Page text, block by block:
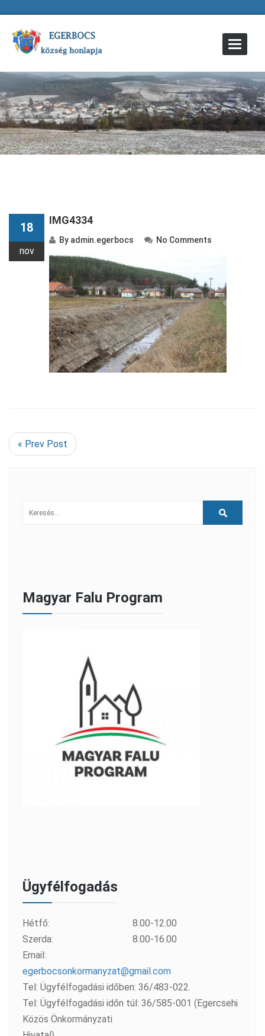
Toggle
18
nov
IMG4334
By admin.egerbocs No Comments
« Prev Post
Magyar Falu Program
Ügyfélfogadás
Hétfő:
8.00-12.00
Szerda:
8.00-16.00
Email:
egerbocsonkormanyzat@gmail.com
Tel: Ügyfélfogadási időben: 36/483-022.
Tel: Ügyfélfogadási időn túl: 36/585-001 (Egercsehi
Közös Önkormányzati